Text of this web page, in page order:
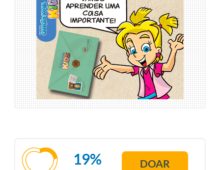
19% DOAR